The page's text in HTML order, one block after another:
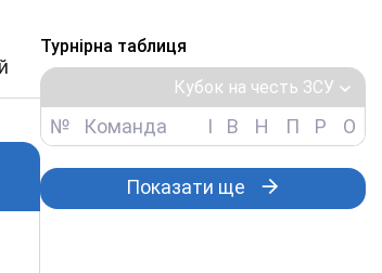
Турнірна таблиця
Кубок на честь ЗСУ
№ Команда І В Н П Р О
Показати ще